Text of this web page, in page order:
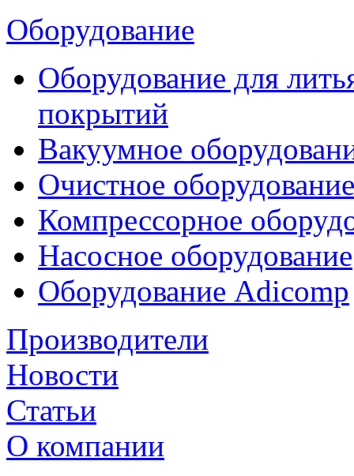
Оборудование
Оборудование для
покрытий
Вакуумное
Очистное оборудование
Компрессорное
Насосное оборудование
Оборудование Adicomp
Производители
Новости
Статьи
О компании